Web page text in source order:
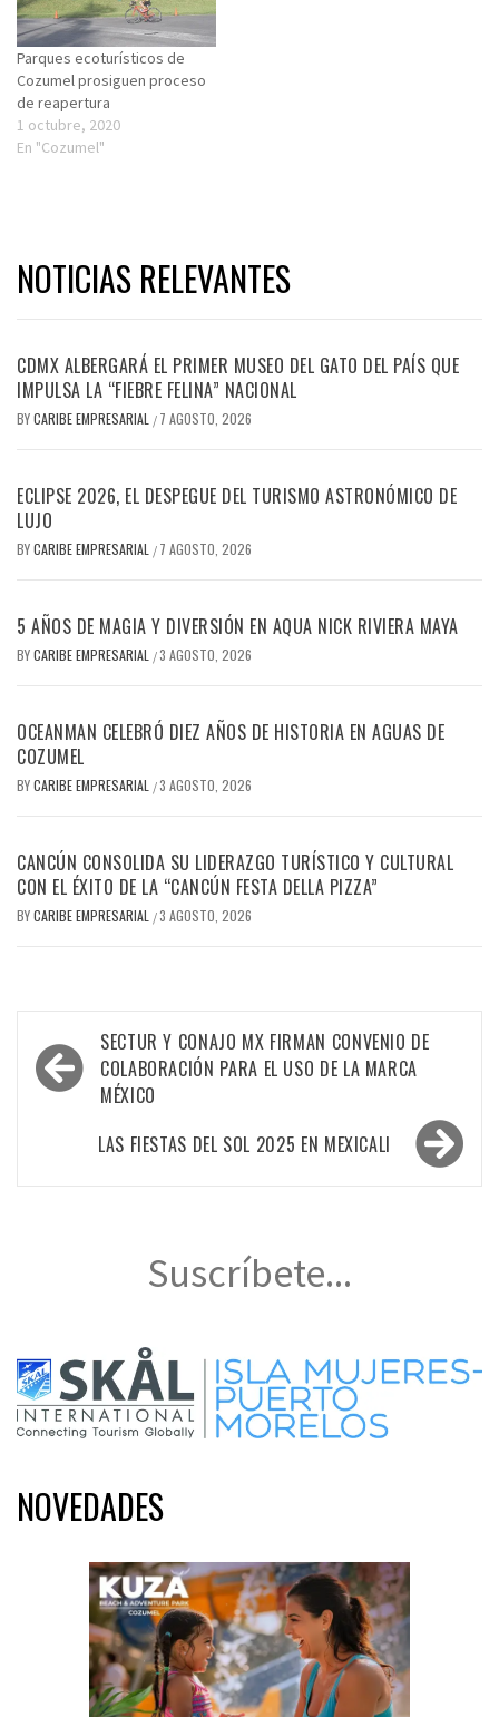
Parques ecoturísticos de
Cozumel prosiguen proceso
de reapertura
1 octubre, 2020
En "Cozumel"
NOTICIAS RELEVANTES
CDMX ALBERGARÁ EL PRIMER MUSEO DEL GATO DEL PAÍS QUE
IMPULSA LA “FIEBRE FELINA” NACIONAL
BYCARIBE EMPRESARIAL / 7 AGOSTO, 2026
ECLIPSE 2026, EL DESPEGUE DEL TURISMO ASTRONÓMICO DE
LUJO
BYCARIBE EMPRESARIAL / 7 AGOSTO, 2026
5 AÑOS DE MAGIA Y DIVERSIÓN EN AQUA NICK RIVIERA MAYA
BYCARIBE EMPRESARIAL /3 AGOSTO, 2026
OCEANMAN CELEBRÓ DIEZ AÑOS DE HISTORIA EN AGUAS DE
COZUMEL
BYCARIBE EMPRESARIAL /3 AGOSTO, 2026
CANCÚN CONSOLIDA SU LIDERAZGO TURÍSTICO Y CULTURAL
CON EL ÉXITO DE LA “CANCÚN FESTA DELLA PIZZA”
BYCARIBE EMPRESARIAL /3 AGOSTO, 2026
Navegación
de
entradas
SECTUR Y CONAJO MX FIRMAN CONVENIO DE
COLABORACIÓN PARA EL USO DE LA MARCA
MÉXICO
LAS FIESTAS DEL SOL 2025 EN MEXICALI
Suscríbete...
NOVEDADES